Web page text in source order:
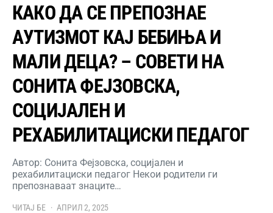
КАКО ДА СЕ ПРЕПОЗНАЕ
АУТИЗМОТ КАЈ БЕБИЊА И
МАЛИ ДЕЦА? – СОВЕТИ НА
СОНИТА ФЕЈЗОВСКА,
СОЦИЈАЛЕН И
РЕХАБИЛИТАЦИСКИ ПЕДАГОГ
Автор: Сонита Фејзовска, социјален и
рехабилитациски педагог Некои родители ги
препознаваат знаците…
ЧИТАЈ БЕ АПРИЛ 2, 2025